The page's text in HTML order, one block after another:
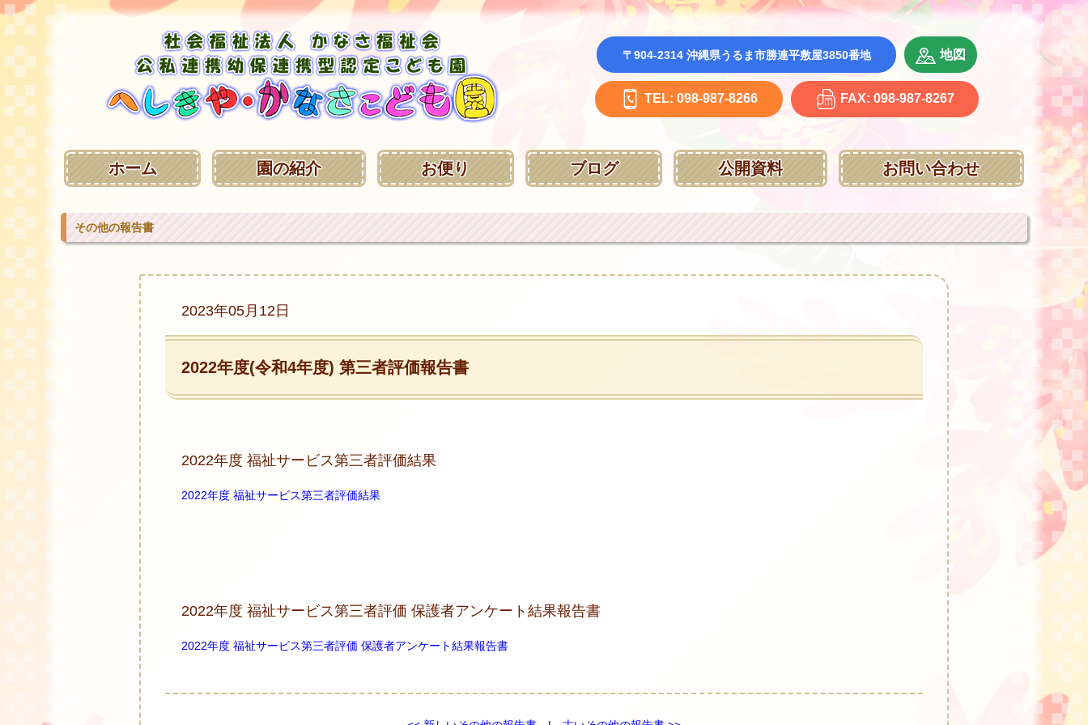
〒904-2314 沖縄県うるま市勝連平敷屋3850番地 地図
TEL: 098-987-8266 FAX: 098-987-8267
ホーム 園の紹介 お便り ブログ 公開資料 お問い合わせ
その他の報告書
2023年05月12日
2022年度(令和4年度) 第三者評価報告書
2022年度 福祉サービス第三者評価結果
2022年度 福祉サービス第三者評価結果
2022年度 福祉サービス第三者評価 保護者アンケート結果報告書
2022年度 福祉サービス第三者評価 保護者アンケート結果報告書